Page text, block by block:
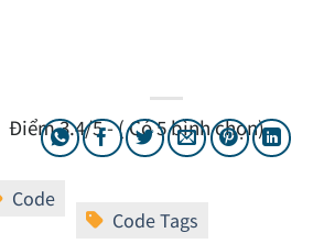
Điểm 3.4/5 - ( Có 5 bình chọn)